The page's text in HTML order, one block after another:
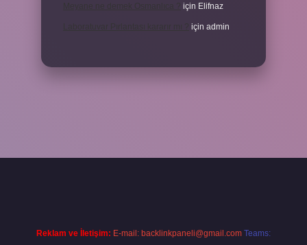
için Elifnaz
için admin
Reklam ve İletişim: E-mail: backlinkpaneli@gmail.com Teams: